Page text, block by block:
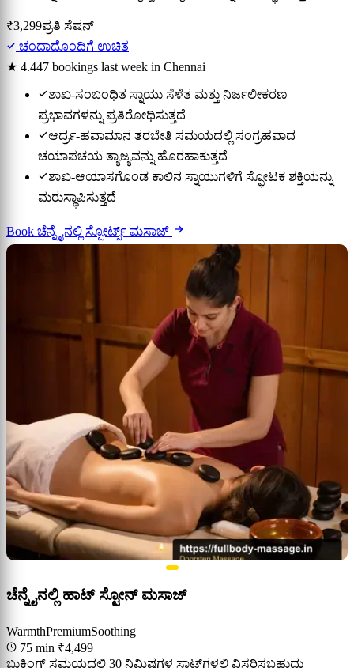
₹3,299ಪ್ರತಿ ಸೆಷನ್
ಚಂದಾದೊಂದಿಗೆ ಉಚಿತ
★ 4.447 bookings last week in Chennai
ಶಾಖ-ಸಂಬಂಧಿತ ಸ್ನಾಯು ಸೆಳೆತ ಮತ್ತು ನಿರ್ಜಲೀಕರಣ
ಪ್ರಭಾವಗಳನ್ನು ಪ್ರತಿರೋಧಿಸುತ್ತದೆ
ಆರ್ದ್ರ-ಹವಾಮಾನ ತರಬೇತಿ ಸಮಯದಲ್ಲಿ ಸಂಗ್ರಹವಾದ
ಚಯಾಪಚಯ ತ್ಯಾಜ್ಯವನ್ನು ಹೊರಹಾಕುತ್ತದೆ
ಶಾಖ-ಆಯಾಸಗೊಂಡ ಕಾಲಿನ ಸ್ನಾಯುಗಳಿಗೆ ಸ್ಫೋಟಕ ಶಕ್ತಿಯನ್ನು
ಮರುಸ್ಥಾಪಿಸುತ್ತದೆ
Book ಚೆನ್ನೈನಲ್ಲಿ ಸ್ಪೋರ್ಟ್ಸ್ ಮಸಾಜ್
ಚೆನ್ನೈನಲ್ಲಿ ಹಾಟ್ ಸ್ಟೋನ್ ಮಸಾಜ್
WarmthPremiumSoothing
75 min ₹4,499
ಬುಕಿಂಗ್ ಸಮಯದಲ್ಲಿ 30 ನಿಮಿಷಗಳ ಸ್ಲಾಟ್‌ಗಳಲ್ಲಿ ವಿಸ್ತರಿಸಬಹುದು